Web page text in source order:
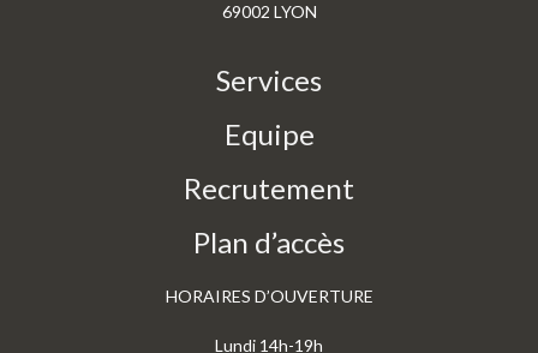
69002 LYON
Services
Equipe
Recrutement
Plan d’accès
HORAIRES D’OUVERTURE
Lundi 14h-19h